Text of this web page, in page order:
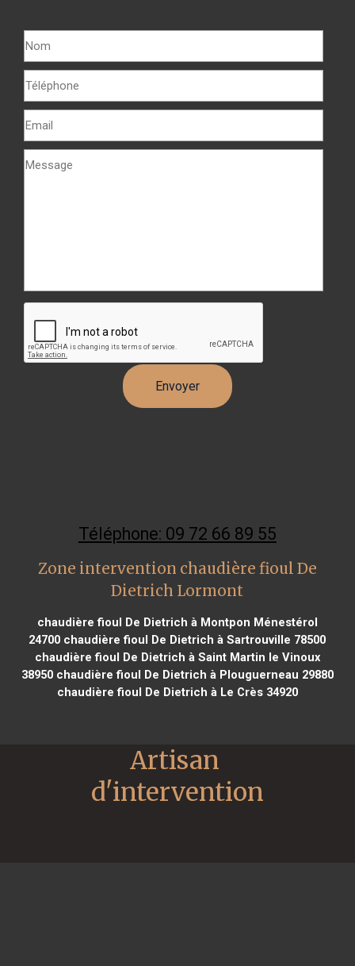
Téléphone: 09 72 66 89 55
Zone intervention chaudière fioul De
Dietrich Lormont
chaudière fioul De Dietrich à Montpon Ménestérol
24700 chaudière fioul De Dietrich à Sartrouville 78500
chaudière fioul De Dietrich à Saint Martin le Vinoux
38950chaudière fioul De Dietrich à Plouguerneau 29880
chaudière fioul De Dietrich à Le Crès 34920
Artisan
d'intervention